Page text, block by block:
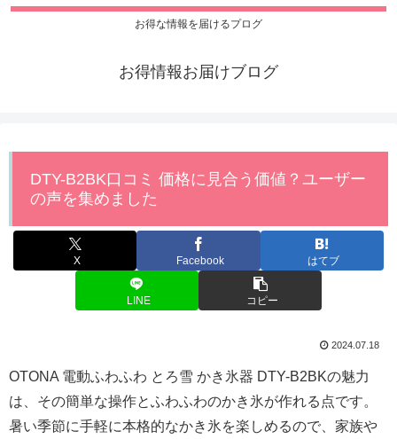
お得な情報を届けるプログ
お得情報お届けブログ
DTY-B2BK口コミ 価格に見合う価値？ユーザー
の声を集めました
X Facebook はてブ
LINE コピー
2024.07.18
OTONA 電動ふわふわ とろ雪 かき氷器 DTY-B2BKの魅力
は、その簡単な操作とふわふわのかき氷が作れる点です。
暑い季節に手軽に本格的なかき氷を楽しめるので、家族や